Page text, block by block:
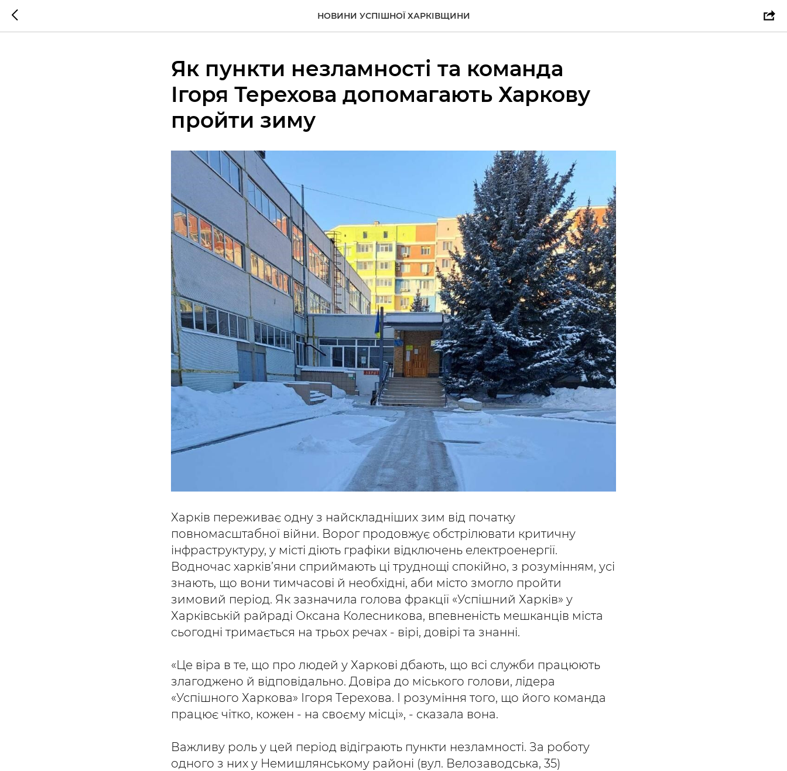
НОВИНИ УСПІШНОЇ ХАРКІВЩИНИ
Як пункти незламності та команда
Ігоря Терехова допомагають Харкову
пройти зиму
Харків переживає одну з найскладніших зим від початку
повномасштабної війни. Ворог продовжує обстрілювати критичну
інфраструктуру, у місті діють графіки відключень електроенергії.
Водночас харків’яни сприймають ці труднощі спокійно, з розумінням, усі
знають, що вони тимчасові й необхідні, аби місто змогло пройти
зимовий період. Як зазначила голова фракції «Успішний Харків» у
Харківській райраді Оксана Колесникова, впевненість мешканців міста
сьогодні тримається на трьох речах - вірі, довірі та знанні.
«Це віра в те, що про людей у Харкові дбають, що всі служби працюють
злагоджено й відповідально. Довіра до міського голови, лідера
«Успішного Харкова» Ігоря Терехова. І розуміння того, що його команда
працює чітко, кожен - на своєму місці», - сказала вона.
Важливу роль у цей період відіграють пункти незламності. За роботу
одного з них у Немишлянському районі (вул. Велозаводська, 35)